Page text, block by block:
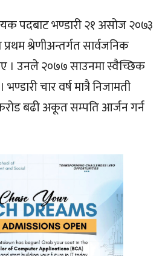
पदबाट भण्डारी २१ असोज २०७३
श्रेणीअन्तर्गत सार्वजनिक
। उनले २०७७ साउनमा स्वैच्छिक
चार वर्ष मात्रै निजामती
बढी अकूत सम्पति आर्जन गर्न